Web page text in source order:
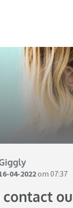
04-2022om 07:37
contact